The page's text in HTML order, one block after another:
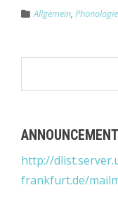
Allgemein, Phonologie
nach:
http://
frankfurt.de/